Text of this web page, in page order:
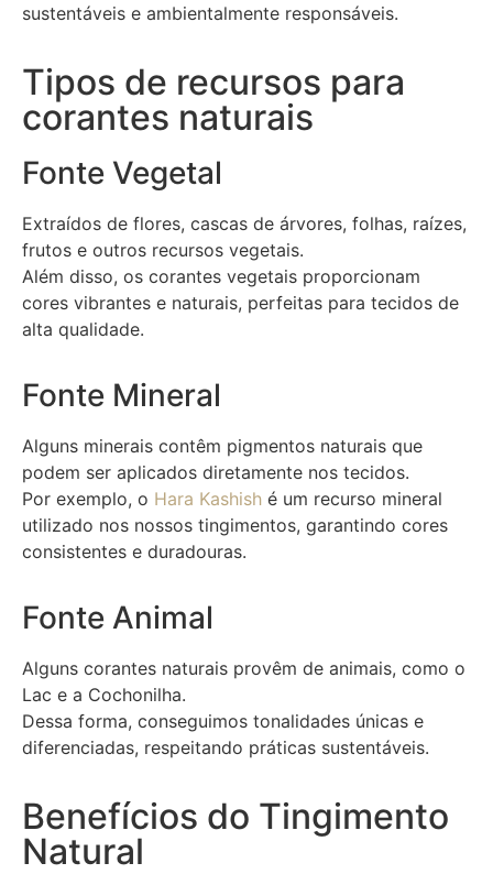
sustentáveis e ambientalmente responsáveis.
Tipos de recursos para
corantes naturais
Fonte Vegetal
Extraídos de flores, cascas de árvores, folhas, raízes,
frutos e outros recursos vegetais.
Além disso, os corantes vegetais proporcionam
cores vibrantes e naturais, perfeitas para tecidos de
alta qualidade.
Fonte Mineral
Alguns minerais contêm pigmentos naturais que
podem ser aplicados diretamente nos tecidos.
Por exemplo, o Hara Kashish é um recurso mineral
utilizado nos nossos tingimentos, garantindo cores
consistentes e duradouras.
Fonte Animal
Alguns corantes naturais provêm de animais, como o
Lac e a Cochonilha.
Dessa forma, conseguimos tonalidades únicas e
diferenciadas, respeitando práticas sustentáveis.
Benefícios do Tingimento
Natural